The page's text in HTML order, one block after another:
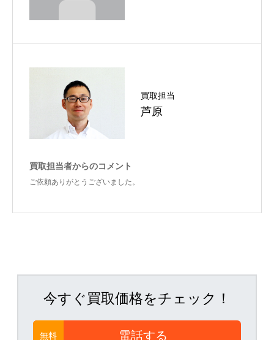
買取担当
芦原
買取担当者からのコメント
ご依頼ありがとうございました。
今すぐ買取価格をチェック！
無料 電話する